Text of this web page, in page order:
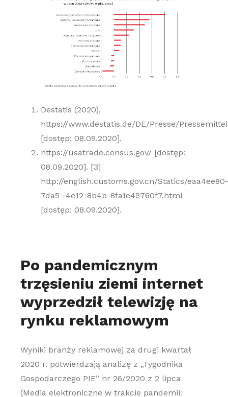
Destatis (2020),
https://www.destatis.de/DE/Presse/
[dostęp: 08.09.2020].
https://usatrade.census.gov/ [dostęp:
08.09.2020]. [3]
http://english.customs.gov.cn/Statics/eaa4ee80-
7da5 -4e12-8b4b-8fa1e49760f7.html
[dostęp: 08.09.2020].
Po pandemicznym
trzęsieniu ziemi internet
wyprzedził telewizję na
rynku reklamowym
Wyniki branży reklamowej za drugi kwartał
2020 r. potwierdzają analizę z „Tygodnika
Gospodarczego PIE” nr 26/2020 z 2 lipca
(Media elektroniczne w trakcie pandemii: